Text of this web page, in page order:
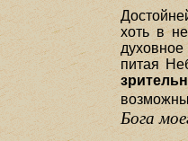
хоть в
питая
Бога